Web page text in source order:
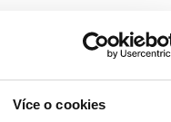
Více o cookies